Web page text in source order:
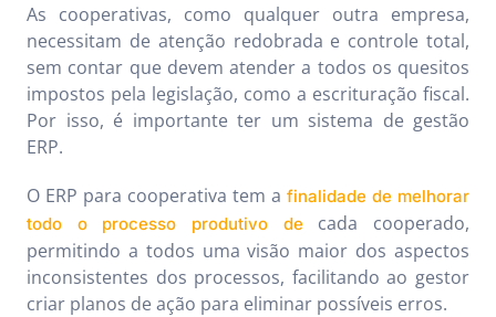
As cooperativas, como qualquer outra empresa,
necessitam de atenção redobrada e controle total,
sem contar que devem atender a todos os quesitos
impostos pela legislação, como a escrituração fiscal.
Por isso, é importante ter um sistema de gestão
ERP.
O ERP para cooperativa tem a finalidade de melhorar
todo o processo produtivo decada cooperado,
permitindo a todos uma visão maior dos aspectos
inconsistentes dos processos, facilitando ao gestor
criar planos de ação para eliminar possíveis erros.